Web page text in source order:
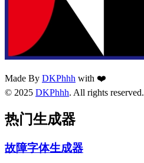
Made By DKPhhh with ❤️
© 2025 DKPhhh. All rights reserved.
热门生成器
故障字体生成器